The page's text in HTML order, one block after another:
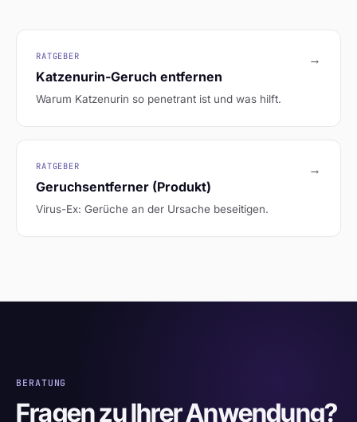
RATGEBER
Katzenurin-Geruch entfernen
Warum Katzenurin so penetrant ist und was hilft.
→
RATGEBER
Geruchsentferner (Produkt)
Virus-Ex: Gerüche an der Ursache beseitigen.
→
BERATUNG
Fragen zu Ihrer Anwendung?